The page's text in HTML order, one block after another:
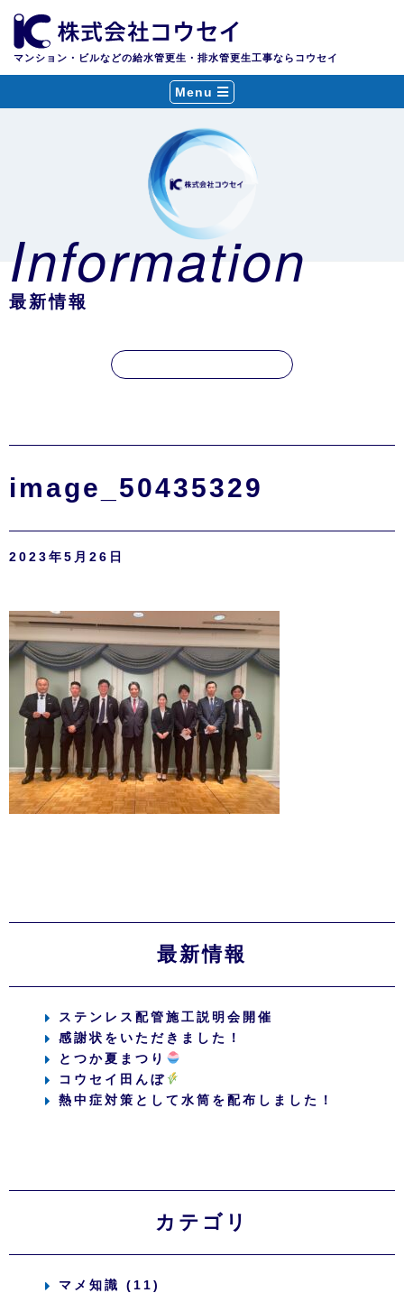
マンション・ビルなどの給水管更生・排水管更生工事ならコウセイ
Menu
Information
最新情報
image_50435329
2023年5月26日
最新情報
ステンレス配管施工説明会開催
感謝状をいただきました！
とつか夏まつり
コウセイ田んぼ
熱中症対策として水筒を配布しました！
カテゴリ
マメ知識 (11)